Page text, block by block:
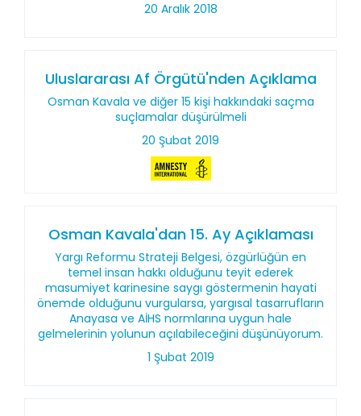
20 Aralık 2018
Uluslararası Af Örgütü'nden Açıklama
Osman Kavala ve diğer 15 kişi hakkındaki saçma
suçlamalar düşürülmeli
20 Şubat 2019
Osman Kavala'dan 15. Ay Açıklaması
Yargı Reformu Strateji Belgesi, özgürlüğün en
temel insan hakkı olduğunu teyit ederek
masumiyet karinesine saygı göstermenin hayati
önemde olduğunu vurgularsa, yargısal tasarrufların
Anayasa ve AİHS normlarına uygun hale
gelmelerinin yolunun açılabileceğini düşünüyorum.
1 Şubat 2019